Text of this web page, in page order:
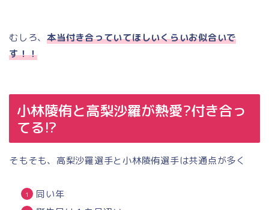
むしろ、本当付き合っていてほしいくらいお似合いで
す！！
小林陵侑と高梨沙羅が熱愛?付き合っ
てる!?
そもそも、高梨沙羅選手と小林陵侑選手は共通点が多く
同い年